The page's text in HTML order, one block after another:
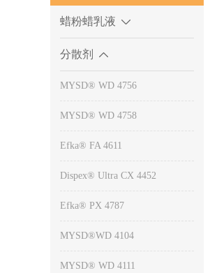
蜡粉蜡乳液
分散剂
MYSD® WD 4756
MYSD® WD 4758
Efka® FA 4611
Dispex® Ultra CX 4452
Efka® PX 4787
MYSD®WD 4104
MYSD® WD 4111